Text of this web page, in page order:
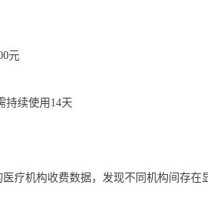
元
持续使用14天
疗机构收费数据，发现不同机构间存在